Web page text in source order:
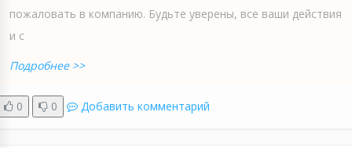
пожаловать в компанию. Будьте уверены, все ваши действия
и с
Подробнее >>
0 0 Добавить комментарий